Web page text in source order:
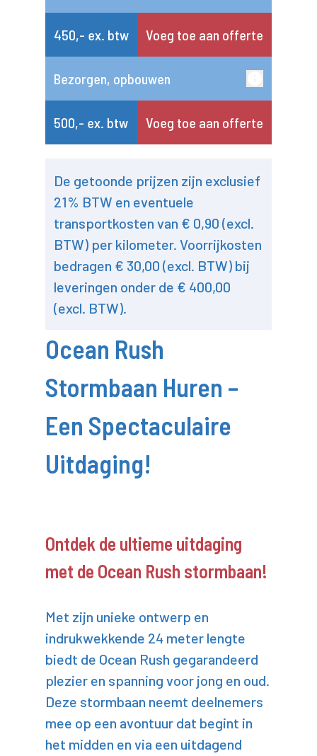
450,- ex. btw Voeg toe aan offerte
Bezorgen, opbouwen
500,- ex. btw Voeg toe aan offerte
De getoonde prijzen zijn exclusief
21% BTW en eventuele
transportkosten van € 0,90 (excl.
BTW) per kilometer. Voorrijkosten
bedragen € 30,00 (excl. BTW) bij
leveringen onder de € 400,00
(excl. BTW).
Ocean Rush
Stormbaan Huren –
Een Spectaculaire
Uitdaging!
Ontdek de ultieme uitdaging
met de Ocean Rush stormbaan!
Met zijn unieke ontwerp en
indrukwekkende 24 meter lengte
biedt de Ocean Rush gegarandeerd
plezier en spanning voor jong en oud.
Deze stormbaan neemt deelnemers
mee op een avontuur dat begint in
het midden en via een uitdagend